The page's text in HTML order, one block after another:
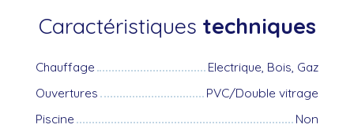
Caractéristiques techniques
Chauffage
Electrique, Bois, Gaz
Ouvertures
PVC/Double vitrage
Piscine
Non